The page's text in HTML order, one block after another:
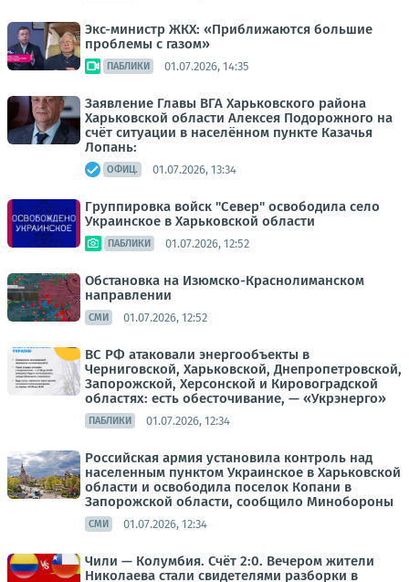
Экс-министр ЖКХ: «Приближаются большие
проблемы с газом»
ПАБЛИКИ 01.07.2026, 14:35
Заявление Главы ВГА Харьковского района
Харьковской области Алексея Подорожного на
счёт ситуации в населённом пункте Казачья
Лопань:
ОФИЦ. 01.07.2026, 13:34
Группировка войск "Север" освободила село
Украинское в Харьковской области
ПАБЛИКИ 01.07.2026, 12:52
Обстановка на Изюмско-Краснолиманском
направлении
СМИ 01.07.2026, 12:52
ВС РФ атаковали энергообъекты в
Черниговской, Харьковской, Днепропетровской,
Запорожской, Херсонской и Кировоградской
областях: есть обесточивание, — «Укрэнерго»
ПАБЛИКИ 01.07.2026, 12:34
Российская армия установила контроль над
населенным пунктом Украинское в Харьковской
области и освободила поселок Копани в
Запорожской области, сообщило Минобороны
СМИ 01.07.2026, 12:34
Чили — Колумбия. Счёт 2:0. Вечером жители
Николаева стали свидетелями разборки в